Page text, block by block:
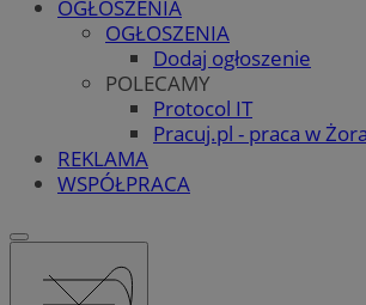
OGŁOSZENIA
OGŁOSZENIA
Dodaj ogłoszenie
POLECAMY
Protocol IT
Pracuj.pl - praca w
REKLAMA
WSPÓŁPRACA